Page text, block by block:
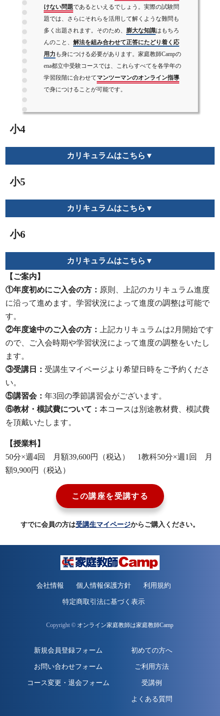
けない問題であるといえるでしょう。実際の試験問
題では、さらにそれらを活用して解くような難問も
多く出題されます。そのため、 膨大な知識はもちろ
んのこと、 解法を組み合わせて正答にたどり着く応
用力 も身につける必要があります。家庭教師Campの
ena都立中受験コースでは、これらすべてを各学年の
学習段階に合わせてマンツーマンのオンライン指導
で身につけることが可能です。
小4
カリキュラムはこちら▼
小5
カリキュラムはこちら▼
小6
カリキュラムはこちら▼
【ご案内】
①年度初めにご入会の方： 原則、上記のカリキュラム進度
に沿って進めます。学習状況によって進度の調整は可能で
す。
②年度途中のご入会の方：
上記カリキュラムは2月開始です
ので、ご入会時期や学習状況によって進度の調整をいたし
ます。
③受講日： 受講生マイページより希望日時をご予約くださ
い。
⑤講習会： 年3回の季節講習会がございます。
⑥教材・模試費について： 本コースは別途教材費、模試費
を頂戴いたします。
【授業料】
50分×週4回 月額39,600円（税込） 1教科50分×週1回 月
額9,900円（税込）
この講座を受講する
すでに会員の方は受講生マイページからご購入ください。
会社情報 個人情報保護方針 利用規約
特定商取引法に基づく表示
Copyright © オンライン家庭教師は家庭教師Camp
新規会員登録フォーム
お問い合わせフォーム
コース変更・退会フォーム
初めての方へ
ご利用方法
受講例
よくある質問